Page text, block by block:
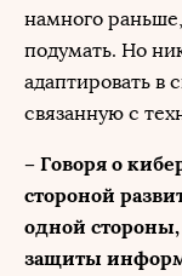
намного
подумать. Но
адаптировать в
связанную с
– Говоря о
стороной
одной
защиты